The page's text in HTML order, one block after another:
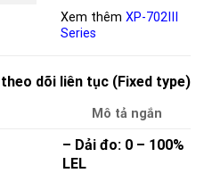
Xem thêm XP-702III
Series
dõi liên tục (Fixed type)
Mô tả ngắn
– Dải đo: 0 – 100%
LEL